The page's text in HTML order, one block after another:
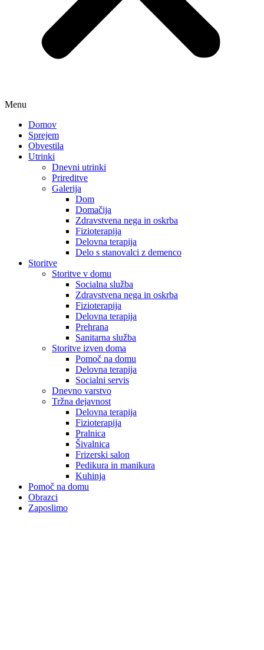
Menu
Domov
Sprejem
Obvestila
Utrinki
Dnevni utrinki
Prireditve
Galerija
Dom
Domačija
Zdravstvena nega in oskrba
Fizioterapija
Delovna terapija
Delo s stanovalci z demenco
Storitve
Storitve v domu
Socialna služba
Zdravstvena nega in oskrba
Fizioterapija
Delovna terapija
Prehrana
Sanitarna služba
Storitve izven doma
Pomoč na domu
Delovna terapija
Socialni servis
Dnevno varstvo
Tržna dejavnost
Delovna terapija
Fizioterapija
Pralnica
Šivalnica
Frizerski salon
Pedikura in manikura
Kuhinja
Pomoč na domu
Obrazci
Zaposlimo